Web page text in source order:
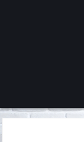
くろチャンネル